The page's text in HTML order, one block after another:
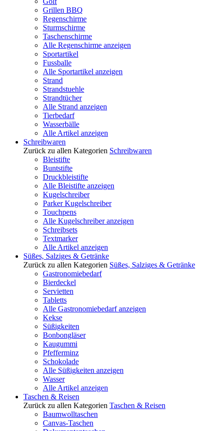
Grillen BBQ
Regenschirme
Sturmschirme
Taschenschirme
Alle Regenschirme anzeigen
Sportartikel
Fussballe
Alle Sportartikel anzeigen
Strand
Strandstuehle
Strandtücher
Alle Strand anzeigen
Tierbedarf
Wasserbälle
Alle Artikel anzeigen
Schreibwaren
Zurück zu allen Kategorien Schreibwaren
Bleistifte
Buntstifte
Druckbleistifte
Alle Bleistifte anzeigen
Kugelschreiber
Parker Kugelschreiber
Touchpens
Alle Kugelschreiber anzeigen
Schreibsets
Textmarker
Alle Artikel anzeigen
Süßes, Salziges & Getränke
Zurück zu allen Kategorien Süßes, Salziges & Getränke
Gastronomiebedarf
Bierdeckel
Servietten
Tabletts
Alle Gastronomiebedarf anzeigen
Kekse
Süßigkeiten
Bonbongläser
Kaugummi
Pfefferminz
Schokolade
Alle Süßigkeiten anzeigen
Wasser
Alle Artikel anzeigen
Taschen & Reisen
Zurück zu allen Kategorien Taschen & Reisen
Baumwolltaschen
Canvas-Taschen